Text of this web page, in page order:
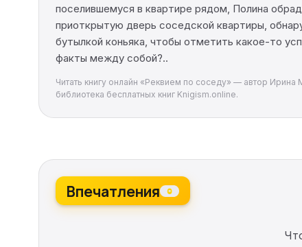
поселившемуся в квартире рядом, Полина
приоткрытую дверь соседской квартиры,
бутылкой коньяка, чтобы отметить какое-то
факты между собой?..
Читать книгу онлайн «Реквием по соседу» — автор
библиотека бесплатных книг Knigism.online.
Впечатления 0